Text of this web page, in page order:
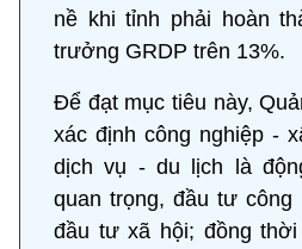
nề khi tỉnh phải hoàn
trưởng GRDP trên 13%.
Để đạt mục tiêu này,
xác định công nghiệp -
dịch vụ - du lịch là
quan trọng, đầu tư
đầu tư xã hội; đồng